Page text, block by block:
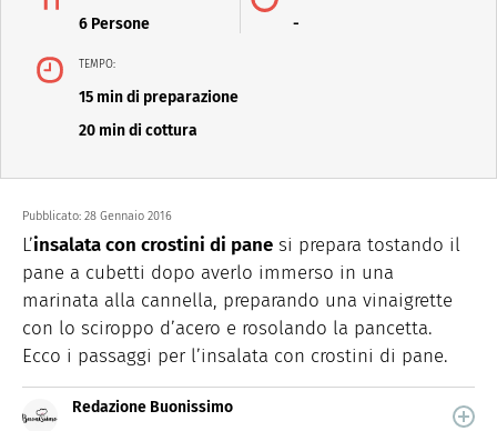
6 Persone -
TEMPO:
15 min di preparazione
20 min di cottura
Pubblicato: 28 Gennaio 2016
L’insalata con crostini di pane si prepara tostando il
pane a cubetti dopo averlo immerso in una
marinata alla cannella, preparando una vinaigrette
con lo sciroppo d’acero e rosolando la pancetta.
Ecco i passaggi per l’insalata con crostini di pane.
Redazione Buonissimo